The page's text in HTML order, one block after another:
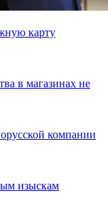
карту
в магазинах не
компании
изыскам